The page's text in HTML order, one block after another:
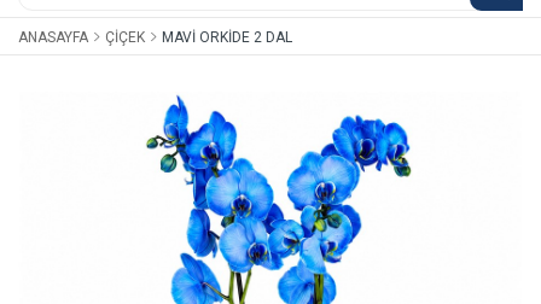
ANASAYFA ÇIÇEK MAVI ORKIDE 2 DAL